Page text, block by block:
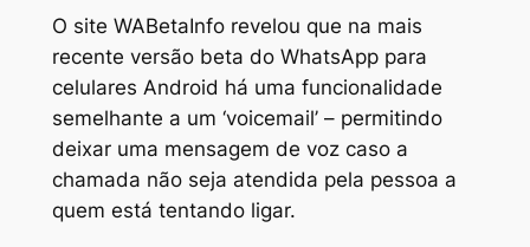
O site WABetaInfo revelou que na mais
recente versão beta do WhatsApp para
celulares Android há uma funcionalidade
semelhante a um ‘voicemail’ – permitindo
deixar uma mensagem de voz caso a
chamada não seja atendida pela pessoa a
quem está tentando ligar.